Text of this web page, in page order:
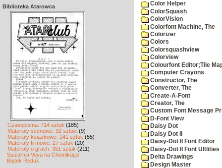
Biblioteka Atarowca
Czasopisma: 714 sztuk (185)
Materiały scenowe: 32 sztuki (9)
Materiały książkowe: 141 sztuk (55)
Materiały firmowe: 27 sztuk (20)
Materiały o grach: 351 sztuk (211)
Spiżarnia Voya na Chomikuj.pl
Bajtek Redux
Color Helper
ColorSquash
ColorVision
Colorfont Machine, The
Colorizer
Colors
Colorsquashview
Colorview
Colourfont Editor;Tile
Computer Crayons
Constructor, The
Converter, The
Create-A-Font
Creator, The
Custom Font Message
D-Font View
Daisy Dot
Daisy Dot II
Daisy-Dot II Font Editor
Daisy-Dot II Font Ultlities
Delta Drawings
Design Master